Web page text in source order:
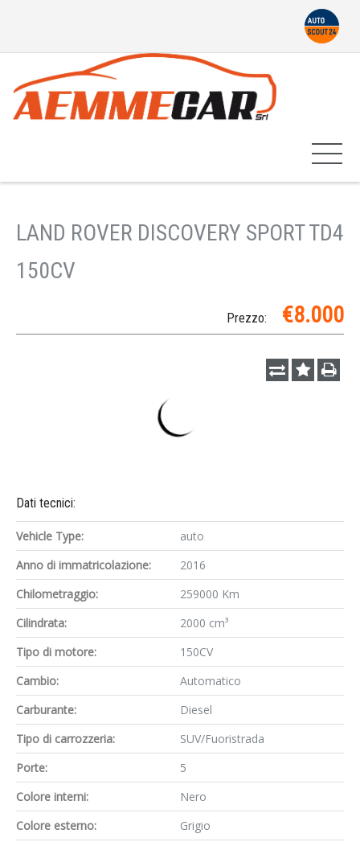
LAND ROVER DISCOVERY SPORT TD4
150CV
Prezzo: €8.000
Dati tecnici:
Vehicle Type:
auto
Anno di immatricolazione:
2016
Chilometraggio:
259000 Km
Cilindrata:
2000 cm³
Tipo di motore:
150CV
Cambio:
Automatico
Carburante:
Diesel
Tipo di carrozzeria:
SUV/Fuoristrada
Porte:
5
Colore interni:
Nero
Colore esterno:
Grigio